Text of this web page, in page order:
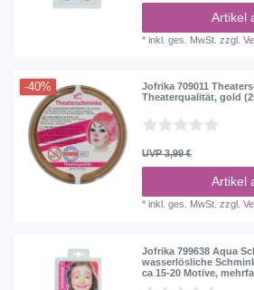
Artikel
*inkl. ges. MwSt. zzgl.
-40%
Jofrika 709011
Theaterqualität, gold
UVP 3,99 €
Artikel
*inkl. ges. MwSt. zzgl.
Jofrika 799638 Aqua
wasserlösliche
ca 15-20 Motive,